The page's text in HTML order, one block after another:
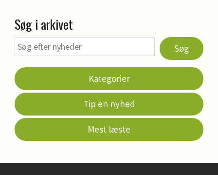
Søg i arkivet
Søg
Kategorier
Tip en nyhed
Mest læste